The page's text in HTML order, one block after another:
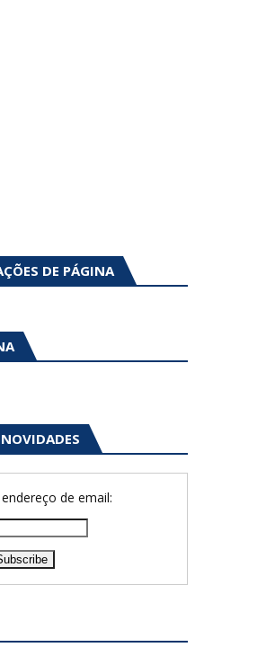
DE PÁGINA
NOVIDADES
de email: